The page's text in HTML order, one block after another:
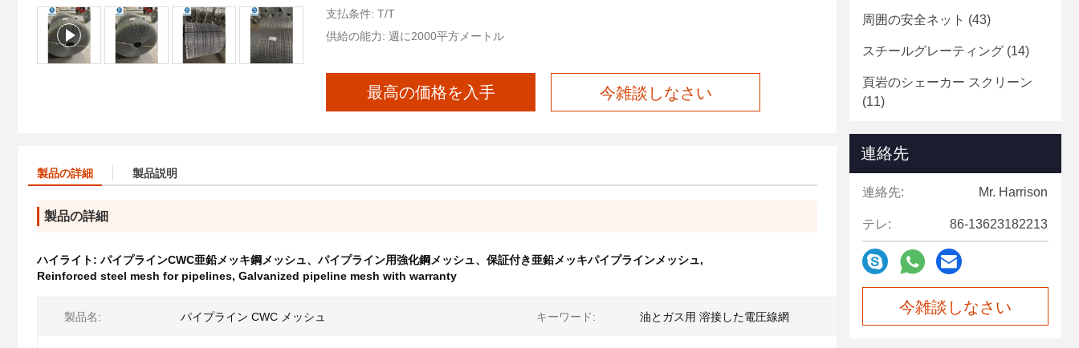
支払条件: T/T
供給の能力: 週に2000平方メートル
最高の価格を入手 今雑談しなさい
製品の詳細 製品説明
製品の詳細
ハイライト: パイプラインCWC亜鉛メッキ鋼メッシュ、パイプライン用強化鋼メッシュ、保証付き亜鉛メッキパイプラインメッシュ,
Reinforced steel mesh for pipelines, Galvanized pipeline mesh with warranty
製品名: パイプライン CWC メッシュ キーワード: 油とガス用 溶接した電圧線網
周囲の安全ネット (43)
スチールグレーティング (14)
頁岩のシェーカー スクリーン
(11)
連絡先
連絡先: Mr. Harrison
テレ: 86-13623182213
今雑談しなさい